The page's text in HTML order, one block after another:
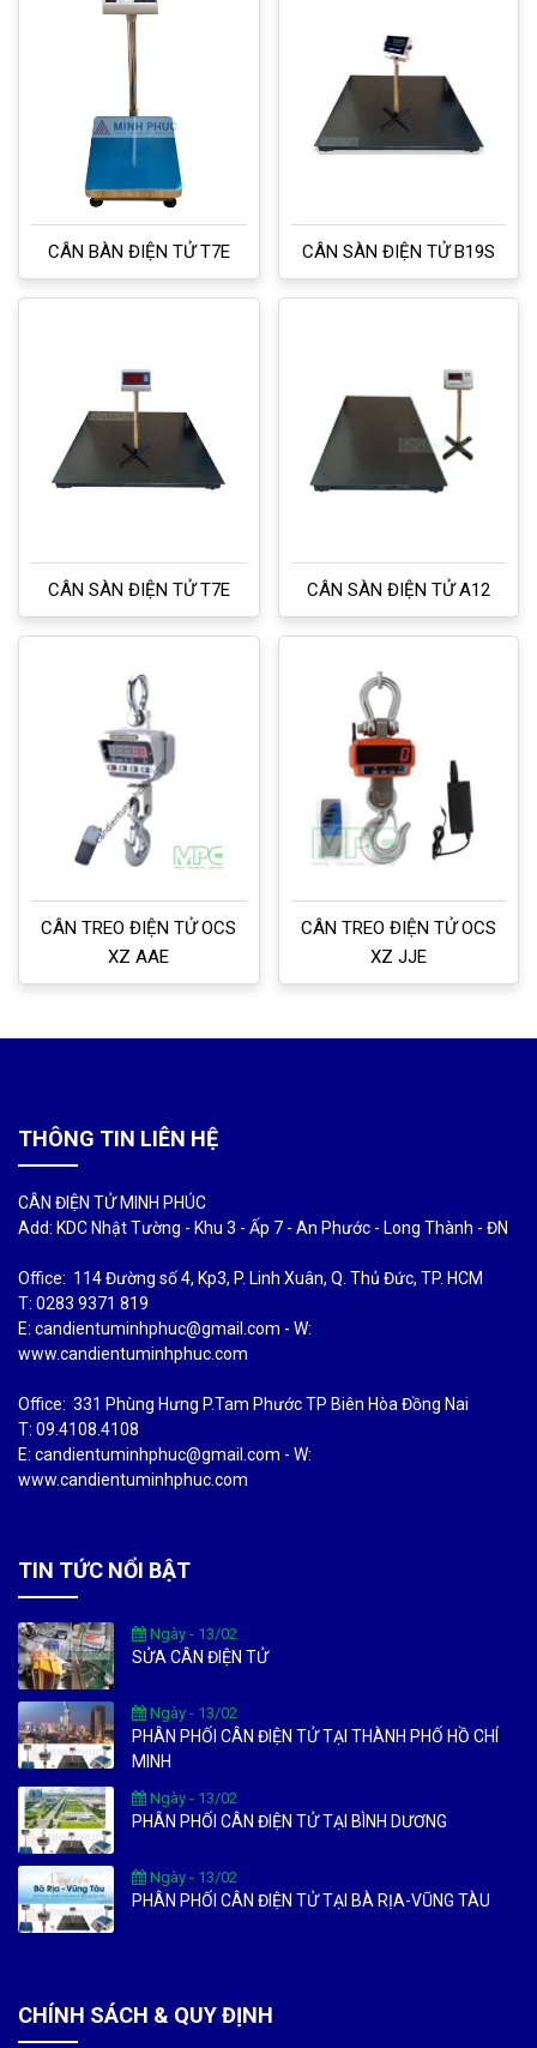
CÂN BÀN ĐIỆN TỬ T7E CÂN SÀN ĐIỆN TỬ B19S
CÂN SÀN ĐIỆN TỬ T7E CÂN SÀN ĐIỆN TỬ A12
CÂN TREO ĐIỆN TỬ OCS
XZ AAE
CÂN TREO ĐIỆN TỬ OCS
XZ JJE
THÔNG TIN LIÊN HỆ
CÂN ĐIỆN TỬ MINH PHÚC
Add: KDC Nhật Tường - Khu 3 - Ấp 7 - An Phước - Long Thành - ĐN
Office: 114 Đường số 4, Kp3, P. Linh Xuân, Q. Thủ Đức, TP. HCM
T: 0283 9371 819
E: candientuminhphuc@gmail.com - W:
www.candientuminhphuc.com
Office: 331 Phùng Hưng P.Tam Phước TP Biên Hòa Đồng Nai
T: 09.4108.4108
E: candientuminhphuc@gmail.com - W:
www.candientuminhphuc.com
TIN TỨC NỔI BẬT
Ngày - 13/02
SỬA CÂN ĐIỆN TỬ
Ngày - 13/02
PHÂN PHỐI CÂN ĐIỆN TỬ TẠI THÀNH PHỐ HỒ CHÍ
MINH
Ngày - 13/02
PHÂN PHỐI CÂN ĐIỆN TỬ TẠI BÌNH DƯƠNG
Ngày - 13/02
PHÂN PHỐI CÂN ĐIỆN TỬ TẠI BÀ RỊA-VŨNG TÀU
CHÍNH SÁCH & QUY ĐỊNH